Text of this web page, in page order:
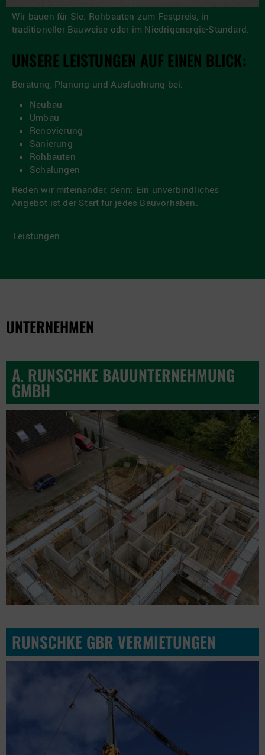
Wir bauen für Sie: Rohbauten zum Festpreis, in
traditioneller Bauweise oder im Niedrigenergie-Standard.
UNSERE LEISTUNGEN AUF EINEN BLICK:
Beratung, Planung und Ausfuehrung bei:
Neubau
Umbau
Renovierung
Sanierung
Rohbauten
Schalungen
Reden wir miteinander, denn: Ein unverbindliches
Angebot ist der Start für jedes Bauvorhaben.
Leistungen
UNTERNEHMEN
A. RUNSCHKE BAUUNTERNEHMUNG
GMBH
RUNSCHKE GBR VERMIETUNGEN